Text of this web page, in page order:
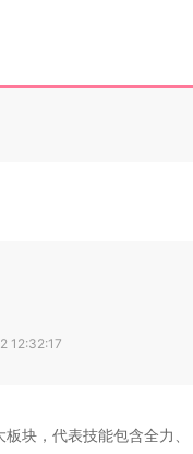
12:32:17
块，代表技能包含全力、